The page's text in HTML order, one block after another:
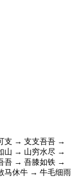
支 → 支支吾吾 →
山 → 山穷水尽 →
吾 → 吾膝如铁 →
马休牛 → 牛毛细雨